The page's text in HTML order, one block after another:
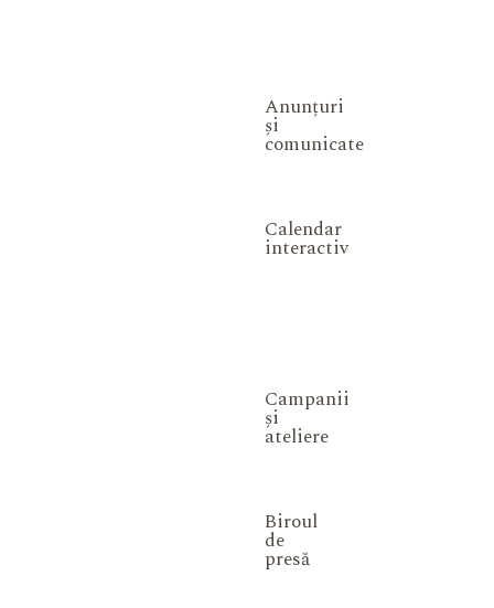
Anunțuri
și
comunicate
Calendar
interactiv
Campanii
și
ateliere
Biroul
de
presă